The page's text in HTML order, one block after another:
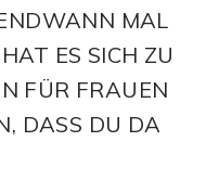
MAL
ES SICH ZU
FÜR FRAUEN
DASS DU DA